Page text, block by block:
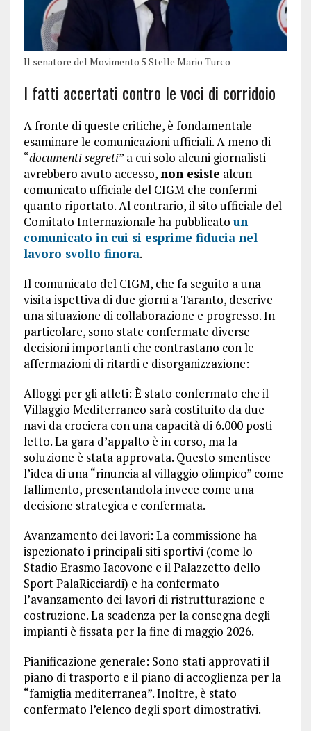
Il senatore del Movimento 5 Stelle Mario Turco
I fatti accertati contro le voci di corridoio
A fronte di queste critiche, è fondamentale
esaminare le comunicazioni ufficiali. A meno di
“documenti segreti” a cui solo alcuni giornalisti
avrebbero avuto accesso, non esiste alcun
comunicato ufficiale del CIGM che confermi
quanto riportato. Al contrario, il sito ufficiale del
Comitato Internazionale ha pubblicato un
comunicato in cui si esprime fiducia nel
lavoro svolto finora.
Il comunicato del CIGM, che fa seguito a una
visita ispettiva di due giorni a Taranto, descrive
una situazione di collaborazione e progresso. In
particolare, sono state confermate diverse
decisioni importanti che contrastano con le
affermazioni di ritardi e disorganizzazione:
Alloggi per gli atleti: È stato confermato che il
Villaggio Mediterraneo sarà costituito da due
navi da crociera con una capacità di 6.000 posti
letto. La gara d’appalto è in corso, ma la
soluzione è stata approvata. Questo smentisce
l’idea di una “rinuncia al villaggio olimpico” come
fallimento, presentandola invece come una
decisione strategica e confermata.
Avanzamento dei lavori: La commissione ha
ispezionato i principali siti sportivi (come lo
Stadio Erasmo Iacovone e il Palazzetto dello
Sport PalaRicciardi) e ha confermato
l’avanzamento dei lavori di ristrutturazione e
costruzione. La scadenza per la consegna degli
impianti è fissata per la fine di maggio 2026.
Pianificazione generale: Sono stati approvati il
piano di trasporto e il piano di accoglienza per la
“famiglia mediterranea”. Inoltre, è stato
confermato l’elenco degli sport dimostrativi.